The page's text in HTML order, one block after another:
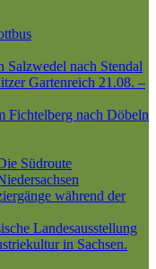
nach Stendal
Gartenreich 21.08. –
Fichtelberg nach Döbeln
Südroute
während der
Landesausstellung
in Sachsen.